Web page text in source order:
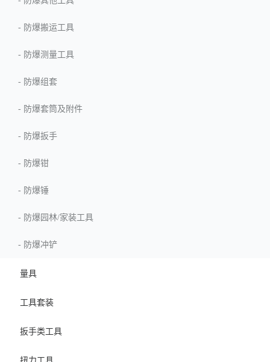
- 防爆搬运工具
- 防爆测量工具
- 防爆组套
- 防爆套筒及附件
- 防爆扳手
- 防爆钳
- 防爆锤
- 防爆园林/家装工具
- 防爆冲铲
量具
工具套装
扳手类工具
扭力工具